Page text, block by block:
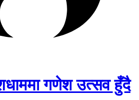
गणेश उत्सव हुँदै